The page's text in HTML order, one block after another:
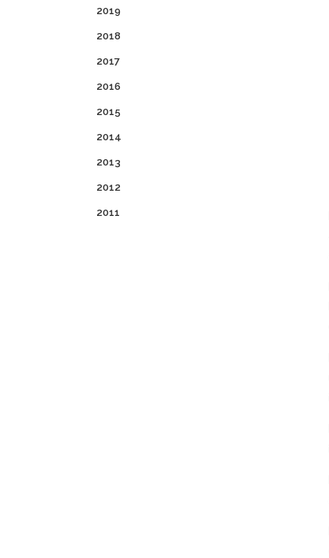
2019
2018
2017
2016
2015
2014
2013
2012
2011